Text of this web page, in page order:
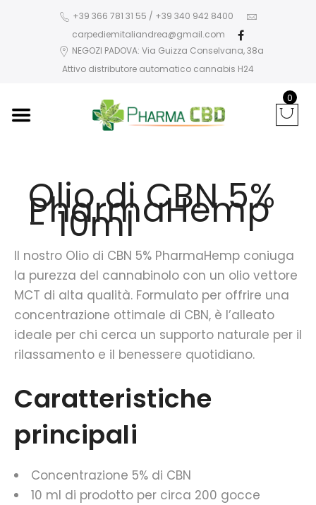
+39 366 781 31 55 / +39 340 942 8400
carpediemitaliandrea@gmail.com
NEGOZI PADOVA: Via Guizza Conselvana, 38a
Attivo distributore automatico cannabis H24
0
Olio di CBN 5%
PharmaHemp
- 10ml
Il nostro Olio di CBN 5% PharmaHemp coniuga
la purezza del cannabinolo con un olio vettore
MCT di alta qualità. Formulato per offrire una
concentrazione ottimale di CBN, è l’alleato
ideale per chi cerca un supporto naturale per il
rilassamento e il benessere quotidiano.
Caratteristiche
principali
Concentrazione 5% di CBN
10 ml di prodotto per circa 200 gocce